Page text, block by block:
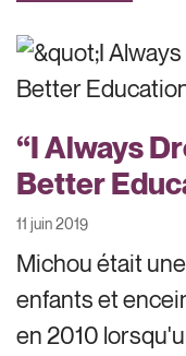
“I Always
Better
11 juin 2019
Michou était
enfants et
en 2010